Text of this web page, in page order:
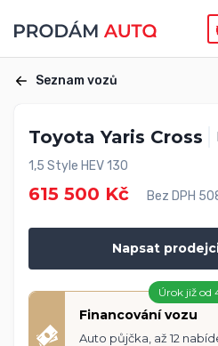
Seznam vozů
Toyota Yaris Cross
1,5 Style HEV 130
615 500 Kč Bez DPH
Napsat
Úrok již od
Financování vozu
Auto půjčka, až 12